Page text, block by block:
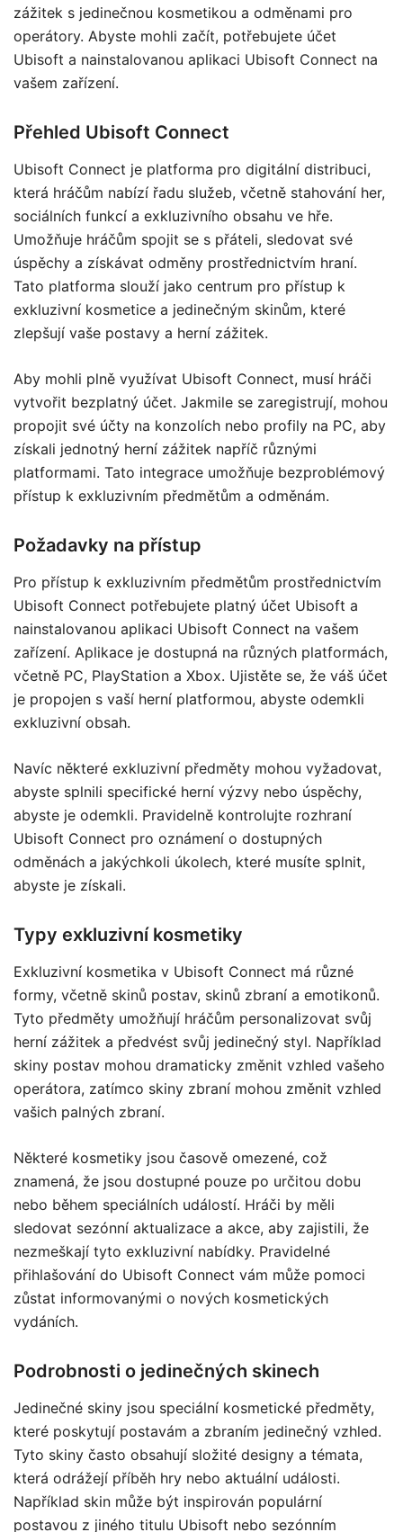
zážitek s jedinečnou kosmetikou a odměnami pro
operátory. Abyste mohli začít, potřebujete účet
Ubisoft a nainstalovanou aplikaci Ubisoft Connect na
vašem zařízení.
Přehled Ubisoft Connect
Ubisoft Connect je platforma pro digitální distribuci,
která hráčům nabízí řadu služeb, včetně stahování her,
sociálních funkcí a exkluzivního obsahu ve hře.
Umožňuje hráčům spojit se s přáteli, sledovat své
úspěchy a získávat odměny prostřednictvím hraní.
Tato platforma slouží jako centrum pro přístup k
exkluzivní kosmetice a jedinečným skinům, které
zlepšují vaše postavy a herní zážitek.
Aby mohli plně využívat Ubisoft Connect, musí hráči
vytvořit bezplatný účet. Jakmile se zaregistrují, mohou
propojit své účty na konzolích nebo profily na PC, aby
získali jednotný herní zážitek napříč různými
platformami. Tato integrace umožňuje bezproblémový
přístup k exkluzivním předmětům a odměnám.
Požadavky na přístup
Pro přístup k exkluzivním předmětům prostřednictvím
Ubisoft Connect potřebujete platný účet Ubisoft a
nainstalovanou aplikaci Ubisoft Connect na vašem
zařízení. Aplikace je dostupná na různých platformách,
včetně PC, PlayStation a Xbox. Ujistěte se, že váš účet
je propojen s vaší herní platformou, abyste odemkli
exkluzivní obsah.
Navíc některé exkluzivní předměty mohou vyžadovat,
abyste splnili specifické herní výzvy nebo úspěchy,
abyste je odemkli. Pravidelně kontrolujte rozhraní
Ubisoft Connect pro oznámení o dostupných
odměnách a jakýchkoli úkolech, které musíte splnit,
abyste je získali.
Typy exkluzivní kosmetiky
Exkluzivní kosmetika v Ubisoft Connect má různé
formy, včetně skinů postav, skinů zbraní a emotikonů.
Tyto předměty umožňují hráčům personalizovat svůj
herní zážitek a předvést svůj jedinečný styl. Například
skiny postav mohou dramaticky změnit vzhled vašeho
operátora, zatímco skiny zbraní mohou změnit vzhled
vašich palných zbraní.
Některé kosmetiky jsou časově omezené, což
znamená, že jsou dostupné pouze po určitou dobu
nebo během speciálních událostí. Hráči by měli
sledovat sezónní aktualizace a akce, aby zajistili, že
nezmeškají tyto exkluzivní nabídky. Pravidelné
přihlašování do Ubisoft Connect vám může pomoci
zůstat informovanými o nových kosmetických
vydáních.
Podrobnosti o jedinečných skinech
Jedinečné skiny jsou speciální kosmetické předměty,
které poskytují postavám a zbraním jedinečný vzhled.
Tyto skiny často obsahují složité designy a témata,
která odrážejí příběh hry nebo aktuální události.
Například skin může být inspirován populární
postavou z jiného titulu Ubisoft nebo sezónním